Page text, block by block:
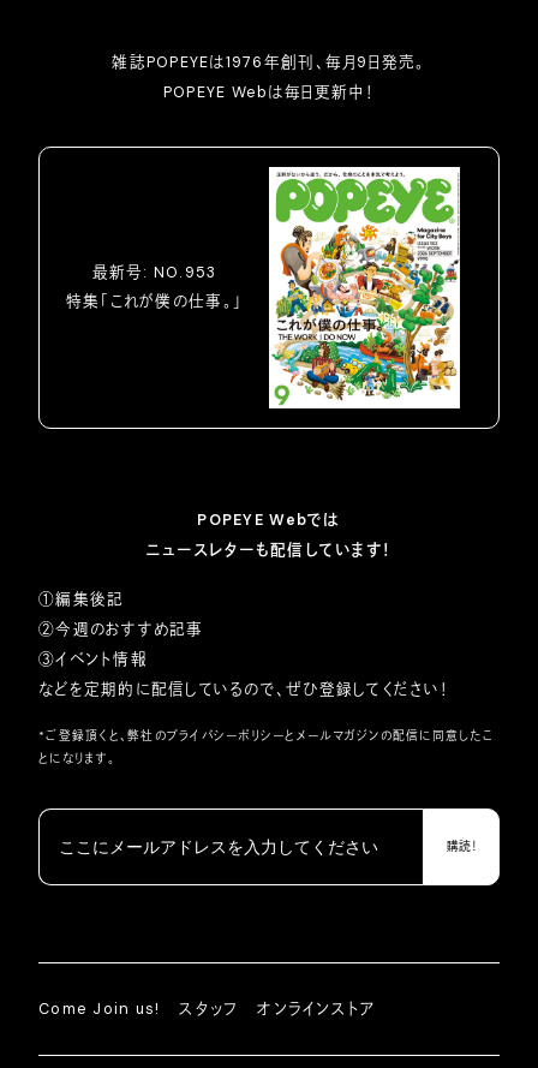
雑誌POPEYEは1976年創刊、毎月9日発売。
POPEYE Webは毎日更新中！
最新号: NO.953
特集「これが僕の仕事。」
POPEYE Webでは
ニュースレターも配信しています！
①編集後記
②今週のおすすめ記事
③イベント情報
などを定期的に配信しているので、ぜひ登録してください！
*ご登録頂くと、弊社のプライバシーポリシーとメールマガジンの配信に同意したこ
とになります。
Come Join us! スタッフ オンラインストア